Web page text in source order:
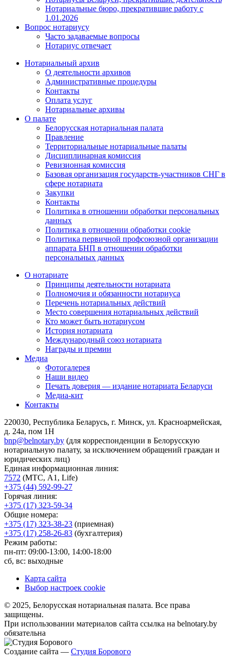
Нотариальные бюро, прекратившие работу с
1.01.2026
Вопрос нотариусу
Часто задаваемые вопросы
Нотариус отвечает
Нотариальный архив
О деятельности архивов
Административные процедуры
Контакты
Оплата услуг
Нотариальные архивы
О палате
Белорусская нотариальная палата
Правление
Территориальные нотариальные палаты
Дисциплинарная комиссия
Ревизионная комиссия
Базовая организация государств-участников СНГ в
сфере нотариата
Закупки
Контакты
Политика в отношении обработки персональных
данных
Политика в отношении обработки cookie
Политика первичной профсоюзной организации
аппарата БНП в отношении обработки
персональных данных
О нотариате
Принципы деятельности нотариата
Полномочия и обязанности нотариуса
Перечень нотариальных действий
Место совершения нотариальных действий
Кто может быть нотариусом
История нотариата
Международный союз нотариата
Награды и премии
Медиа
Фотогалерея
Наши видео
Печать доверия — издание нотариата Беларуси
Медиа-кит
Контакты
220030, Республика Беларусь, г. Минск, ул. Красноармейская,
д. 24а, пом 1Н
bnp@belnotary.by (для корреспонденции в Белорусскую
нотариальную палату, за исключением обращений граждан и
юридических лиц)
Единая информационная линия:
7572 (МТС, A1, Life)
+375 (44) 592-99-27
Горячая линия:
+375 (17) 323-59-34
Общие номера:
+375 (17) 323-38-23 (приемная)
+375 (17) 258-26-83 (бухгалтерия)
Режим работы:
пн-пт: 09:00-13:00, 14:00-18:00
сб, вс: выходные
Карта сайта
Выбор настроек cookie
© 2025, Белорусская нотариальная палата. Все права
защищены.
При использовании материалов сайта ссылка на belnotary.by
обязательна
Создание сайта — Студия Борового